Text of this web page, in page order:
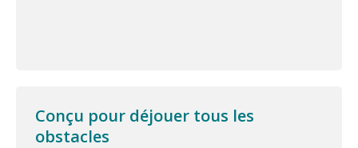
Conçu pour déjouer tous les
obstacles